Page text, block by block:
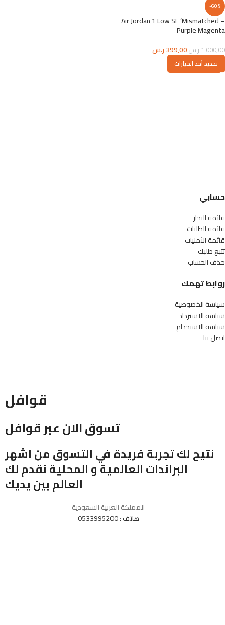
-60%
Air Jordan 1 Low SE ‘Mismatched –
Purple Magenta
1.000,00ر.س399,00ر.س
تحديد أحد الخيارات
حسابي
قائمة التجار
قائمة الطلبات
قائمة الأمنيات
تتبع طلبك
حذف الحساب
روابط تهمك
سياسة الخصوصية
سياسة الاسترداد
سياسة الاستخدام
اتصل بنا
قوافل
تسوق الان عبر قوافل
نتيح لك تجربة فريدة في التسوق من اشهر
البراندات العالمية و المحلية نقدم لك
العالم بين يديك
المملكة العربية السعودية
هاتف : 0533995200